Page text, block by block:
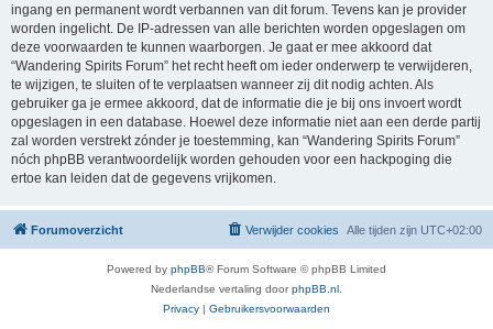
ingang en permanent wordt verbannen van dit forum. Tevens kan je provider
worden ingelicht. De IP-adressen van alle berichten worden opgeslagen om
deze voorwaarden te kunnen waarborgen. Je gaat er mee akkoord dat
“Wandering Spirits Forum” het recht heeft om ieder onderwerp te verwijderen,
te wijzigen, te sluiten of te verplaatsen wanneer zij dit nodig achten. Als
gebruiker ga je ermee akkoord, dat de informatie die je bij ons invoert wordt
opgeslagen in een database. Hoewel deze informatie niet aan een derde partij
zal worden verstrekt zónder je toestemming, kan “Wandering Spirits Forum”
nóch phpBB verantwoordelijk worden gehouden voor een hackpoging die
ertoe kan leiden dat de gegevens vrijkomen.
Forumoverzicht Alle tijden zijn UTC+02:00
Verwijder cookies
Powered by phpBB® Forum Software © phpBB Limited
Nederlandse vertaling doorphpBB.nl
Privacy | Gebruikersvoorwaarden